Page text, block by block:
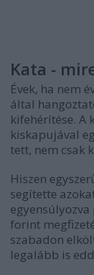
Kata -
Évek, ha nem
által
kifehérítése. A
kiskapujával
tett, nem csak
Hiszen
segítette
forint
szabadon
legalább is